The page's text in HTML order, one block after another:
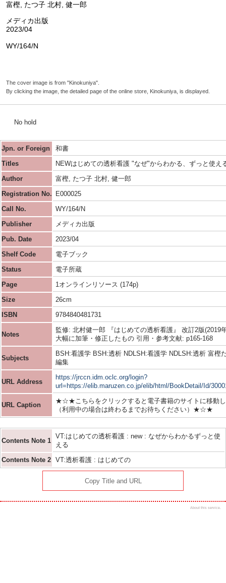
富樫, たつ子 北村, 健一郎
メディカ出版
2023/04
WY/164/N
The cover image is from "Kinokuniya".
By clicking the image, the detailed page of the online store, Kinokuniya, is displayed.
No hold
Jpn. or Foreign
和書
Titles
NEWはじめての透析看護 "なぜ"からわかる、ずっと使え
Author
富樫, たつ子 北村, 健一郎
Registration No.
E000025
Call No.
WY/164/N
Publisher
メディカ出版
Pub. Date
2023/04
Shelf Code
電子ブック
Status
電子所蔵
Page
1オンラインリソース (174p)
Size
26cm
ISBN
9784840481731
Notes
監修: 北村健一郎 『はじめての透析看護』 改訂2版(2019
大幅に加筆・修正したもの 引用・参考文献: p165-168
Subjects
BSH:看護学 BSH:透析 NDLSH:看護学 NDLSH:透析 富樫
編集
URL Address
https://jrccn.idm.oclc.org/login?
url=https://elib.maruzen.co.jp/elib/html/BookDetail/Id/
URL Caption
★☆★こちらをクリックすると電子書籍のサイトに移動
（利用中の場合は終わるまでお待ちください）★☆★
Contents Note 1
VT:はじめての透析看護 : new : なぜからわかるずっと使
える
Contents Note 2 VT:透析看護 : はじめての
Copy Title and URL
About this service.